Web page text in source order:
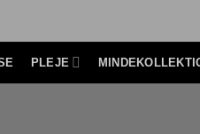
PLEJE